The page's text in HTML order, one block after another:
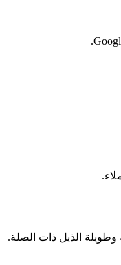
الذيل ذات الصلة.